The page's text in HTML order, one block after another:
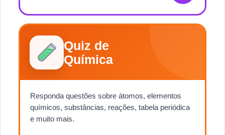
Quiz de
Química
Responda questões sobre átomos, elementos
químicos, substâncias, reações, tabela periódica
e muito mais.